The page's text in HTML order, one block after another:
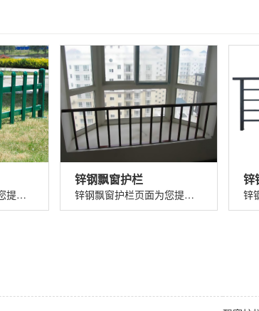
锌钢草坪护栏页面为您提供锌钢草坪护栏价格、图片、介绍、规格、参数、特点、优势、应用以及锌钢草坪护栏厂家电话、地址等信息。...
锌钢飘窗护栏
锌钢飘窗护栏页面为您提供锌钢飘窗护栏价格、图片、介绍、规格、参数、特点、优势、应用以及锌钢飘窗护栏厂家电话、地址等信息。...
锌